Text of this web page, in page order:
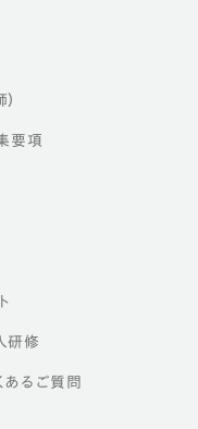
要項
研修
あるご質問